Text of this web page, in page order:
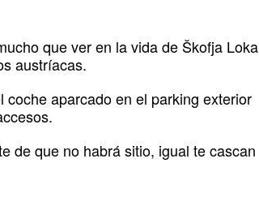
que ver en la vida de Škofja Loka
austríacas.
aparcado en el parking exterior
de que no habrá sitio, igual te cascan